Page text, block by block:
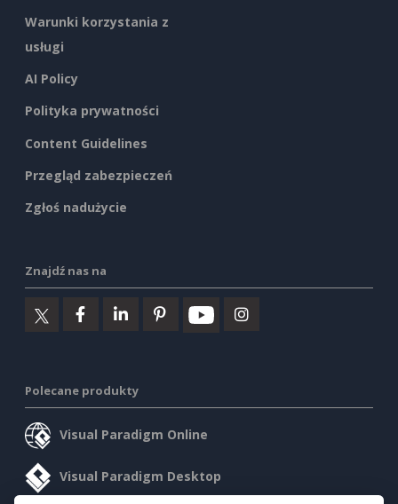
Warunki korzystania z
usługi
AI Policy
Polityka prywatności
Content Guidelines
Przegląd zabezpieczeń
Zgłoś nadużycie
Znajdź nas na
Polecane produkty
Visual Paradigm Online
Visual Paradigm Desktop